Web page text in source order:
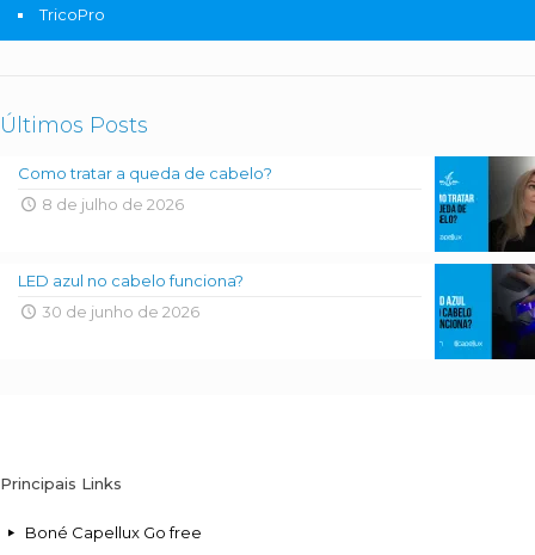
TricoPro
Últimos Posts
Como tratar a queda de cabelo?
8 de julho de 2026
LED azul no cabelo funciona?
30 de junho de 2026
Principais Links
Boné Capellux Go free